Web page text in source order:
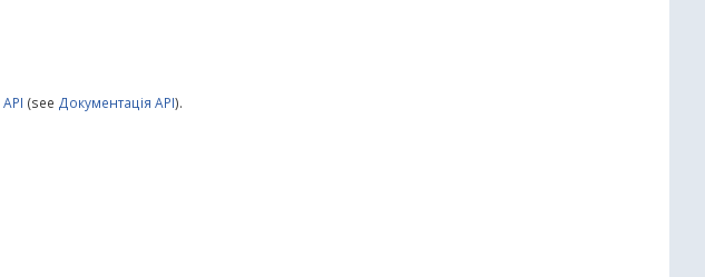
API (see Документація API).